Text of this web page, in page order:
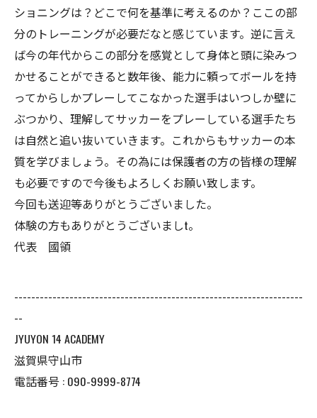
ショニングは？どこで何を基準に考えるのか？ここの部
分のトレーニングが必要だなと感じています。逆に言え
ば今の年代からこの部分を感覚として身体と頭に染みつ
かせることができると数年後、能力に頼ってボールを持
ってからしかプレーしてこなかった選手はいつしか壁に
ぶつかり、理解してサッカーをプレーしている選手たち
は自然と追い抜いていきます。これからもサッカーの本
質を学びましょう。その為には保護者の方の皆様の理解
も必要ですので今後もよろしくお願い致します。
今回も送迎等ありがとうございました。
体験の方もありがとうございましt。
代表 國領
--------------------------------------------------------------------
--
JYUYON 14 ACADEMY
滋賀県守山市
電話番号 : 090-9999-8774